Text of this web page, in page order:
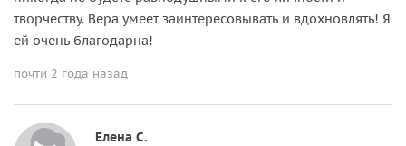
творчеству. Вера умеет заинтересовывать и вдохновлять! Я
ей очень благодарна!
почти 2 года назад
Елена C.